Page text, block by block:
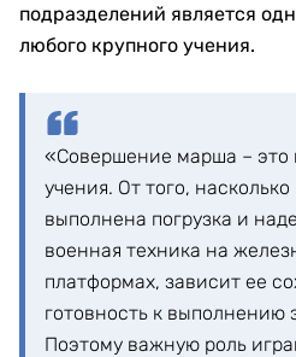
подразделений является
любого крупного учения.
«Совершение марша – это
учения. От того,
выполнена погрузка и
военная техника на
платформах, зависит ее
готовность к выполнению
Поэтому важную роль